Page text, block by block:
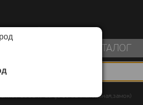
ПОКРЫТИЙ
КАТАЛОГ
/EGGER/Large 10-32 (напольная,замок)